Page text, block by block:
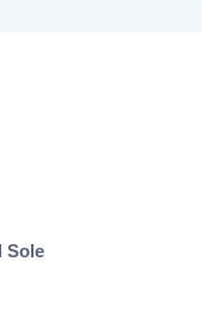
Sole